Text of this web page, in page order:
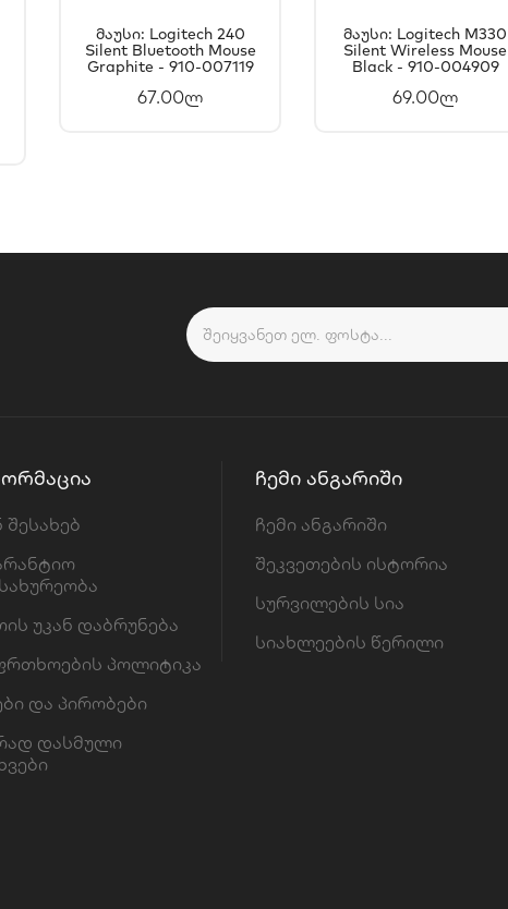
ᲙᲐᲚᲐᲗᲐᲨᲘ
ᲓᲐᲛᲐᲢᲔᲑᲐ
Მაუსი: Logitech 240
Silent Bluetooth Mouse
Graphite - 910-007119
67.00ლ
ᲙᲐᲚᲐᲗᲐᲨᲘ
ᲓᲐᲛᲐᲢᲔᲑᲐ
Მაუსი: Logitech M330
Silent Wireless Mouse
Black - 910-004909
69.00ლ
შესახებ
უკან დაბრუნება
პოლიტიკა
და პირობები
დასმული
ᲩᲔᲛᲘ ᲐᲜᲒᲐᲠᲘᲨᲘ
ჩემი ანგარიში
შეკვეთების ისტორია
სურვილების სია
სიახლეების წერილი